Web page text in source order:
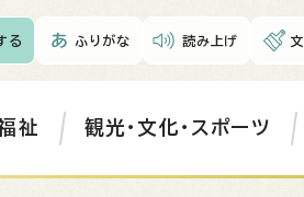
る ふりがな 読み上げ
祉 観光・文化・スポーツ